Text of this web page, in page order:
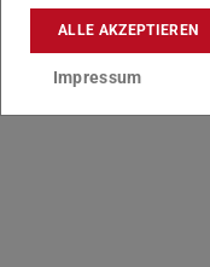
ALLE AKZEPTIEREN
Impressum